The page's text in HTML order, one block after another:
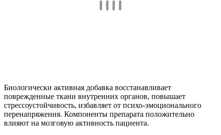
Биологически активная добавка восстанавливает
поврежденные ткани внутренних органов, повышает
стрессоустойчивость, избавляет от психо-эмоционального
перенапряжения. Компоненты препарата положительно
влияют на мозговую активность пациента.